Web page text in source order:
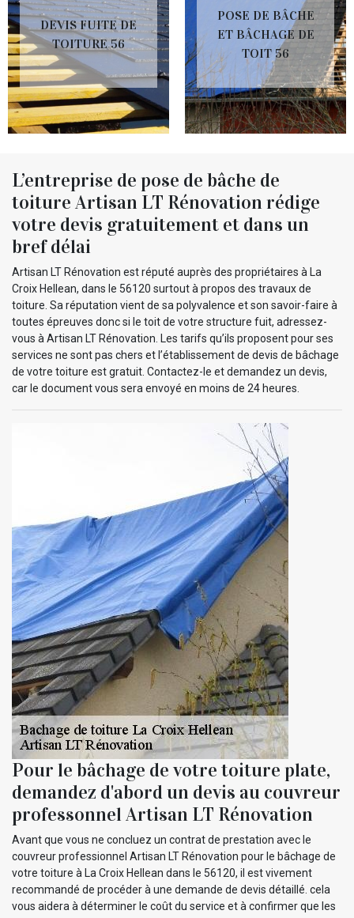
DEVIS FUITE DE
TOITURE 56
POSE DE BÂCHE
ET BÂCHAGE DE
TOIT 56
L’entreprise de pose de bâche de
toiture Artisan LT Rénovation rédige
votre devis gratuitement et dans un
bref délai
Artisan LT Rénovation est réputé auprès des propriétaires à La
Croix Hellean, dans le 56120 surtout à propos des travaux de
toiture. Sa réputation vient de sa polyvalence et son savoir-faire à
toutes épreuves donc si le toit de votre structure fuit, adressez-
vous à Artisan LT Rénovation. Les tarifs qu’ils proposent pour ses
services ne sont pas chers et l’établissement de devis de bâchage
de votre toiture est gratuit. Contactez-le et demandez un devis,
car le document vous sera envoyé en moins de 24 heures.
Pour le bâchage de votre toiture plate,
demandez d'abord un devis au couvreur
professonnel Artisan LT Rénovation
Avant que vous ne concluez un contrat de prestation avec le
couvreur professionnel Artisan LT Rénovation pour le bâchage de
votre toiture à La Croix Hellean dans le 56120, il est vivement
recommandé de procéder à une demande de devis détaillé. cela
vous aidera à déterminer le coût du service et à confirmer que les